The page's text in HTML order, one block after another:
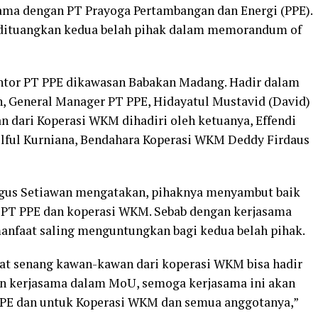
dengan PT Prayoga Pertambangan dan Energi (PPE).
kedua belah pihak dalam memorandum of
PT PPE dikawasan Babakan Madang. Hadir dalam
General Manager PT PPE, Hidayatul Mustavid (David)
dari Koperasi WKM dihadiri oleh ketuanya, Effendi
Kurniana, Bendahara Koperasi WKM Deddy Firdaus
Setiawan mengatakan, pihaknya menyambut baik
PPE dan koperasi WKM. Sebab dengan kerjasama
saling menguntungkan bagi kedua belah pihak.
senang kawan-kawan dari koperasi WKM bisa hadir
dalam MoU, semoga kerjasama ini akan
dan untuk Koperasi WKM dan semua anggotanya,”